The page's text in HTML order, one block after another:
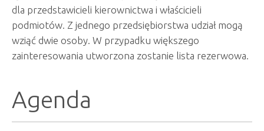
dla przedstawicieli kierownictwa i właścicieli
podmiotów. Z jednego przedsiębiorstwa udział mogą
wziąć dwie osoby. W przypadku większego
zainteresowania utworzona zostanie lista rezerwowa.
Agenda